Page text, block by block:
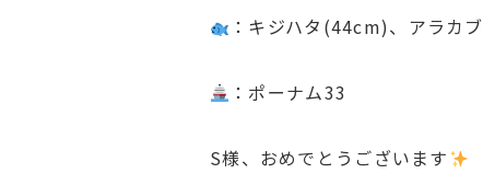
：キジハタ(44cm)、アラカブ
：ポーナム33
S様、おめでとうございます